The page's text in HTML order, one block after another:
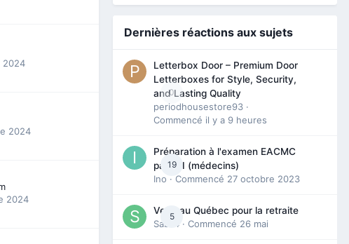
2024
2024
2024
Dernières réactions aux sujets
0
Letterbox Door – Premium Door
Letterboxes for Style, Security,
and Lasting Quality
periodhousestore93 ·
Commencé il y a 9 heures
19
Préparation à l'examen EACMC
partie I (médecins)
Ino · Commencé 27 octobre 2023
5
Venir au Québec pour la retraite
Sab74 · Commencé 26 mai